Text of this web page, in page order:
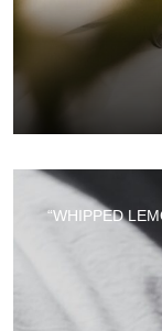
“WHIPPED